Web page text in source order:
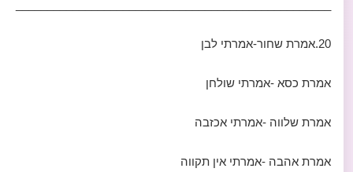
20.אמרת שחור-אמרתי לבן
אמרת כסא -אמרתי שולחן
אמרת שלווה -אמרתי אכזבה
אמרת אהבה -אמרתי אין תקווה